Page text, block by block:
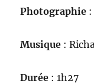
Photographie :
Musique :
Durée : 1h27